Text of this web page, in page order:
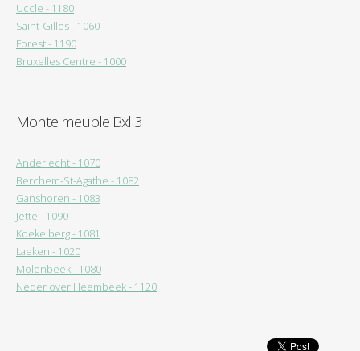
Uccle - 1180
Saint-Gilles - 1060
Forest - 1190
Bruxelles Centre - 1000
Monte meuble Bxl 3
Anderlecht - 1070
Berchem-St-Agathe - 1082
Ganshoren - 1083
Jette - 1090
Koekelberg - 1081
Laeken - 1020
Molenbeek - 1080
Neder over Heembeek - 1120